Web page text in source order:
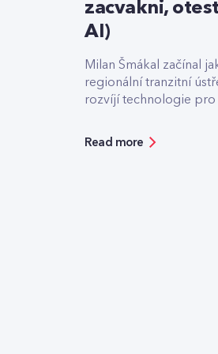
zacvakni,
AI)
Milan Šmákal začínal
regionální tranzitní
rozvíjí technologie
Solution Architect pro
Read more